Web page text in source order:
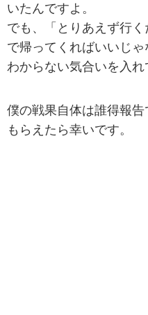
いたんですよ。
でも、「とりあえず行
で帰ってくればいいじ
わからない気合いを入れ
僕の戦果自体は誰得報
もらえたら幸いです。